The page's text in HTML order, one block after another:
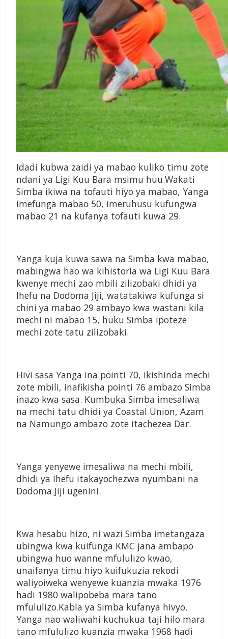
Idadi kubwa zaidi ya mabao kuliko timu zote
ndani ya Ligi Kuu Bara msimu huu.Wakati
Simba ikiwa na tofauti hiyo ya mabao, Yanga
imefunga mabao 50, imeruhusu kufungwa
mabao 21 na kufanya tofauti kuwa 29.
Yanga kuja kuwa sawa na Simba kwa mabao,
mabingwa hao wa kihistoria wa Ligi Kuu Bara
kwenye mechi zao mbili zilizobaki dhidi ya
Ihefu na Dodoma Jiji, watatakiwa kufunga si
chini ya mabao 29 ambayo kwa wastani kila
mechi ni mabao 15, huku Simba ipoteze
mechi zote tatu zilizobaki.
Hivi sasa Yanga ina pointi 70, ikishinda mechi
zote mbili, inafikisha pointi 76 ambazo Simba
inazo kwa sasa. Kumbuka Simba imesaliwa
na mechi tatu dhidi ya Coastal Union, Azam
na Namungo ambazo zote itachezea Dar.
Yanga yenyewe imesaliwa na mechi mbili,
dhidi ya Ihefu itakayochezwa nyumbani na
Dodoma Jiji ugenini.
Kwa hesabu hizo, ni wazi Simba imetangaza
ubingwa kwa kuifunga KMC jana ambapo
ubingwa huo wanne mfululizo kwao,
unaifanya timu hiyo kuifukuzia rekodi
waliyoiweka wenyewe kuanzia mwaka 1976
hadi 1980 walipobeba mara tano
mfululizo.Kabla ya Simba kufanya hivyo,
Yanga nao waliwahi kuchukua taji hilo mara
tano mfululizo kuanzia mwaka 1968 hadi